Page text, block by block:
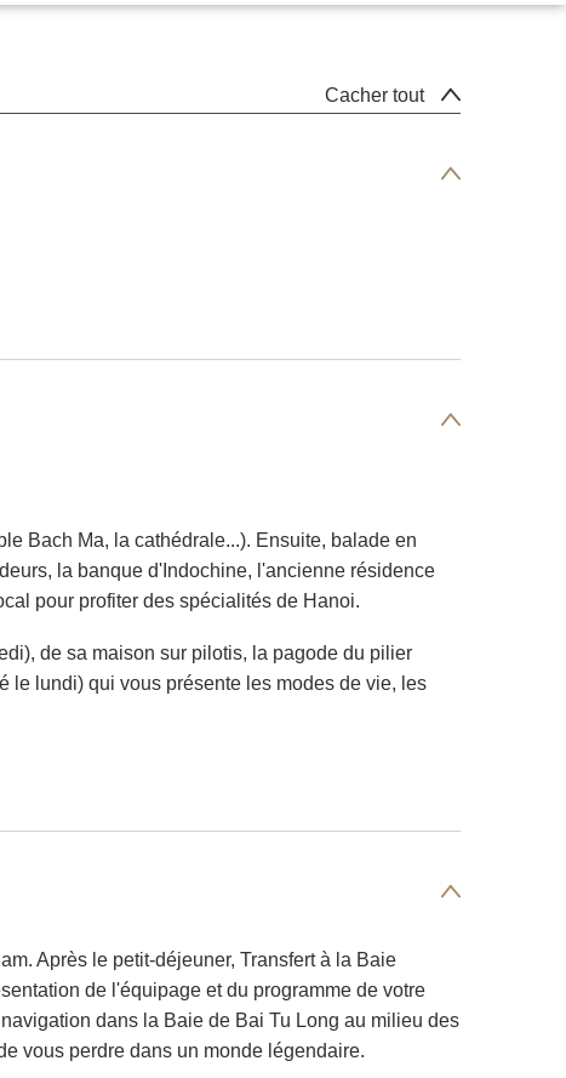
Cacher tout
Bach Ma, la cathédrale...). Ensuite, balade en
la banque d'Indochine, l'ancienne résidence
pour profiter des spécialités de Hanoi.
de sa maison sur pilotis, la pagode du pilier
le lundi) qui vous présente les modes de vie, les
Après le petit-déjeuner, Transfert à la Baie
de l'équipage et du programme de votre
dans la Baie de Bai Tu Long au milieu des
vous perdre dans un monde légendaire.